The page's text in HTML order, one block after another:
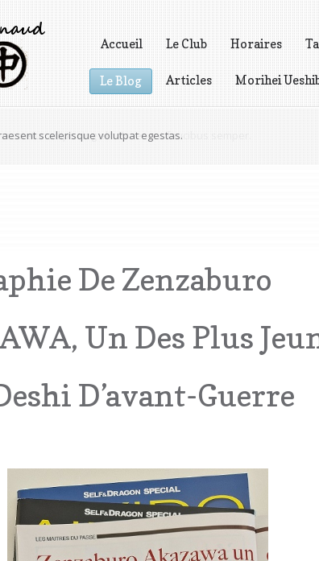
Accueil Le Club Horaires
Le Blog Articles Morihei
scelerisque volutpat egestas.
De Zenzaburo
Un Des Plus
D’avant-Guerre